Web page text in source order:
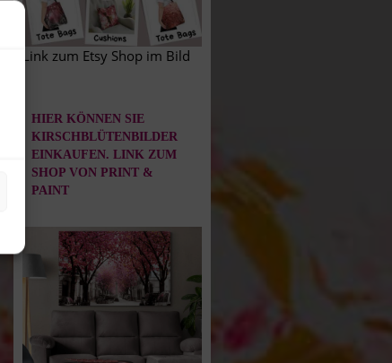
Link zum Etsy Shop im Bild
HIER KÖNNEN SIE
KIRSCHBLÜTENBILDER
EINKAUFEN. LINK ZUM
SHOP VON PRINT &
PAINT